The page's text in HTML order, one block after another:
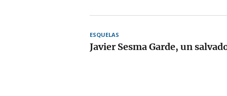
ESQUELAS
Javier Sesma Garde, un